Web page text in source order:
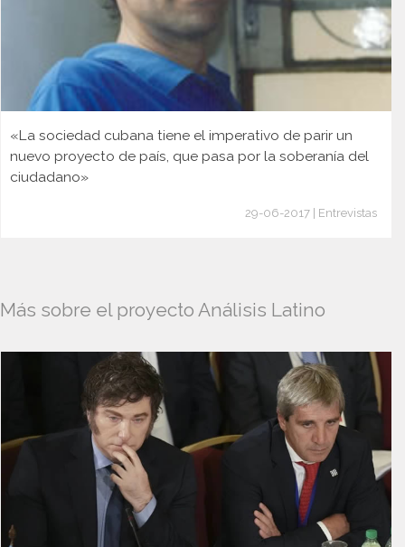
«La sociedad cubana tiene el imperativo de parir un
nuevo proyecto de país, que pasa por la soberanía del
ciudadano»
29-06-2017 | Entrevistas
Más sobre el proyecto Análisis Latino